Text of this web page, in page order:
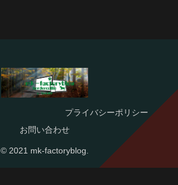
プライバシーポリシー
お問い合わせ
© 2021 mk-factoryblog.